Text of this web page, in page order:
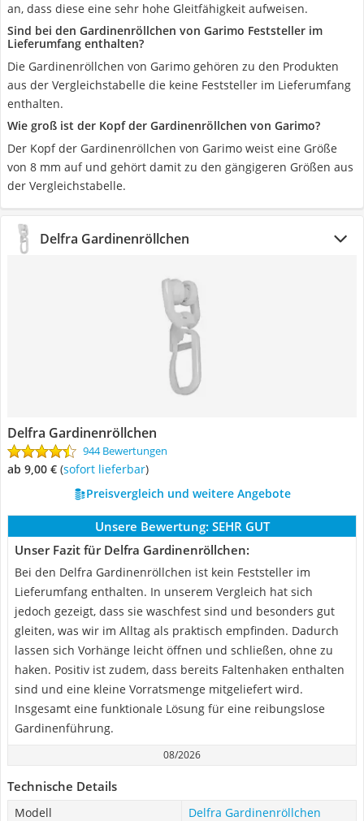
an, dass diese eine sehr hohe Gleitfähigkeit aufweisen.
Sind bei den Gardinenröllchen von Garimo Feststeller im
Lieferumfang enthalten?
Die Gardinenröllchen von Garimo gehören zu den Produkten
aus der Vergleichstabelle die keine Feststeller im Lieferumfang
enthalten.
Wie groß ist der Kopf der Gardinenröllchen von Garimo?
Der Kopf der Gardinenröllchen von Garimo weist eine Größe
von 8 mm auf und gehört damit zu den gängigeren Größen aus
der Vergleichstabelle.
Delfra Gardinenröllchen
Delfra Gardinenröllchen
944 Bewertungen
ab 9,00 € ( Sofort lieferbar)
Preisvergleich und weitere Angebote
Unsere Bewertung: SEHR GUT
Unser Fazit für Delfra Gardinenröllchen:
Bei den Delfra Gardinenröllchen ist kein Feststeller im
Lieferumfang enthalten. In unserem Vergleich hat sich
jedoch gezeigt, dass sie waschfest sind und besonders gut
gleiten, was wir im Alltag als praktisch empfinden. Dadurch
lassen sich Vorhänge leicht öffnen und schließen, ohne zu
haken. Positiv ist zudem, dass bereits Faltenhaken enthalten
sind und eine kleine Vorratsmenge mitgeliefert wird.
Insgesamt eine funktionale Lösung für eine reibungslose
Gardinenführung.
08/2026
Technische Details
Modell
Delfra Gardinenröllchen